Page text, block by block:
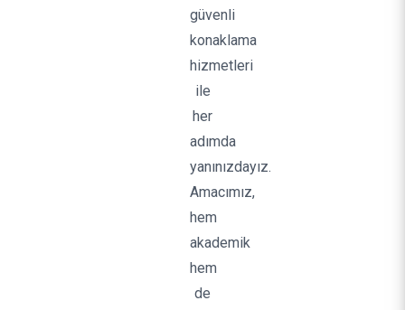
güvenli
konaklama
hizmetleri
ile
her
adımda
yanınızdayız.
Amacımız,
hem
akademik
hem
de